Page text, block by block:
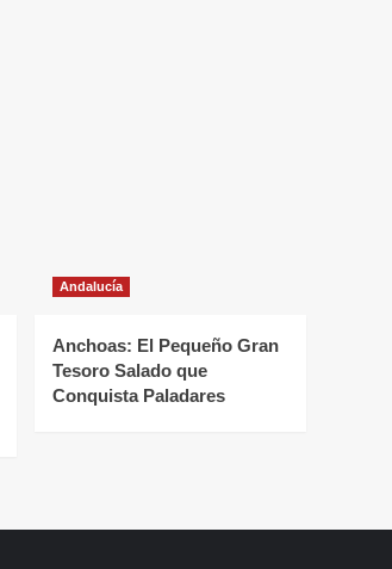
Andalucía
Anchoas: El Pequeño Gran
Tesoro Salado que
Conquista Paladares